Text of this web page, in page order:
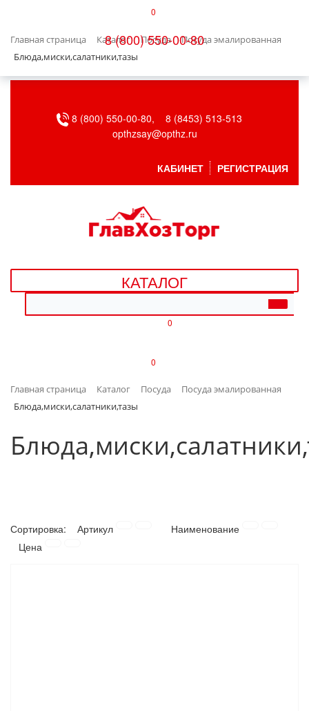
0
8 (800) 550-00-80
Главная страница Каталог Посуда
Посуда эмалированная
Блюда,миски,салатники,тазы
БЫТОВАЯ ТЕХНИКА
ВЕНТИЛЯЦИЯ
ДАЧА, САД И ОГОРОД
ДЕТСКИЕ ТОВАРЫ
ИНТЕРЬЕР
ЛАКОКРАСОЧНЫЕ МАТЕРИАЛЫ
8 (800) 550-00-80,
8 (8453) 513-513
opthzsay@opthz.ru
КАБИНЕТ РЕГИСТРАЦИЯ
КАТАЛОГ
0
0
Главная страница Каталог Посуда
Посуда эмалированная
Блюда,миски,салатники,тазы
Сортировка: Артикул
Наименование
Цена